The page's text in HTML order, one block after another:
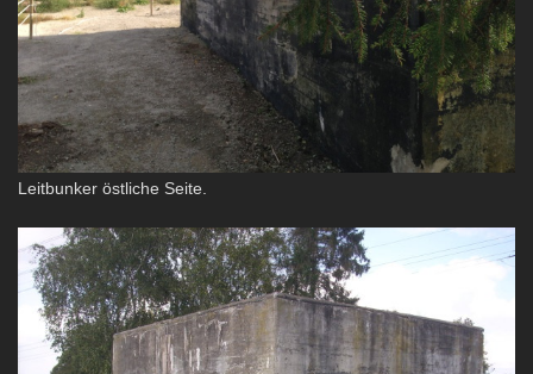
Leitbunker östliche Seite.